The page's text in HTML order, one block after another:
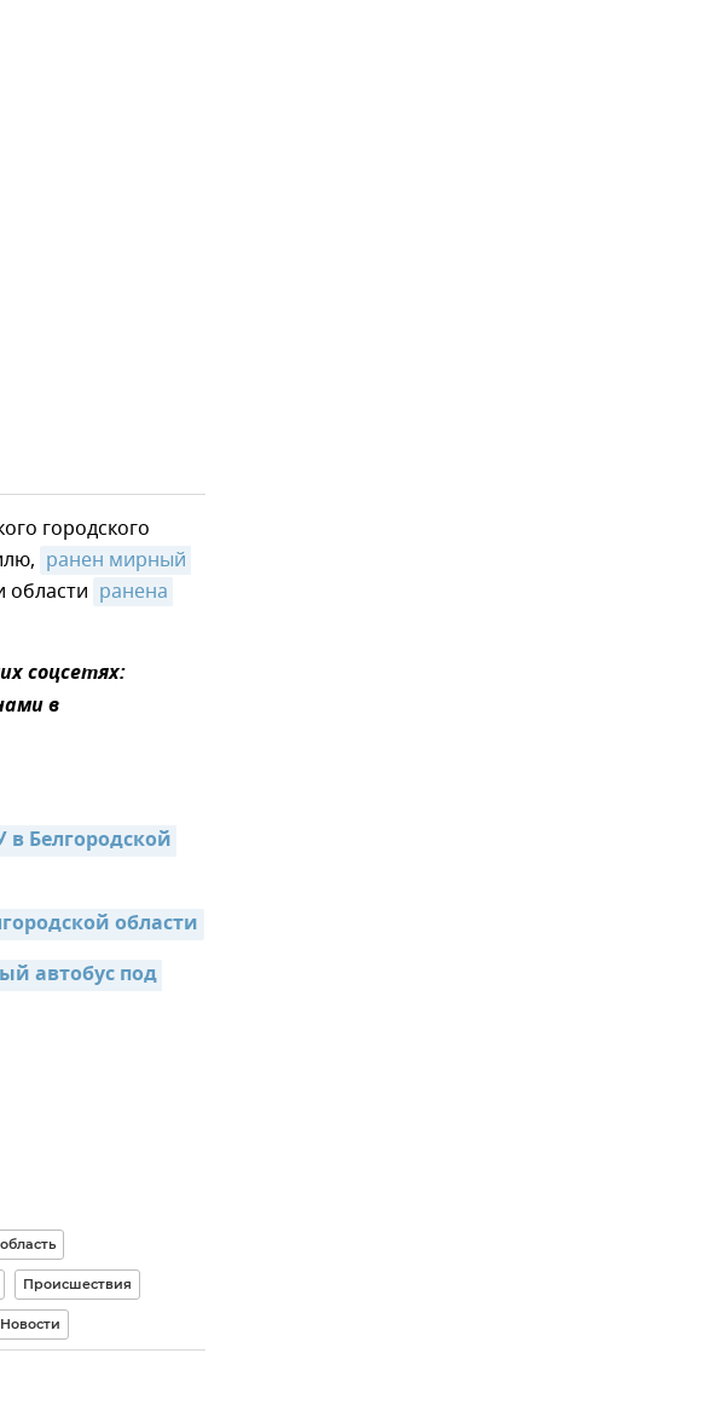
городского
ранен мирный
области ранена
соцсетях:
в
в Белгородской
области
автобус под
Происшествия
Новости